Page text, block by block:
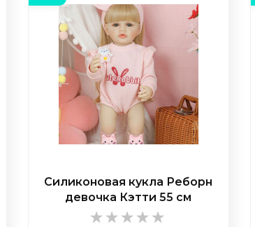
Силиконовая кукла Реборн
девочка Кэтти 55 см